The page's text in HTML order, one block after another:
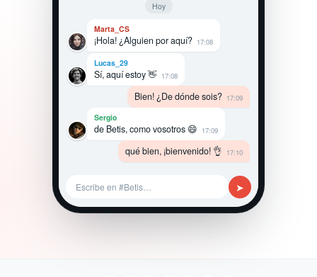
Hoy
Marta_CS
¡Hola! ¿Alguien por aquí? 17:08
Lucas_29
Sí, aquí estoy 👋 17:08
Bien! ¿De dónde sois? 17:09
Sergio
de Betis, como vosotros 😄 17:09
qué bien, ¡bienvenido! 👌 17:10
Escribe en #Betis… ➤